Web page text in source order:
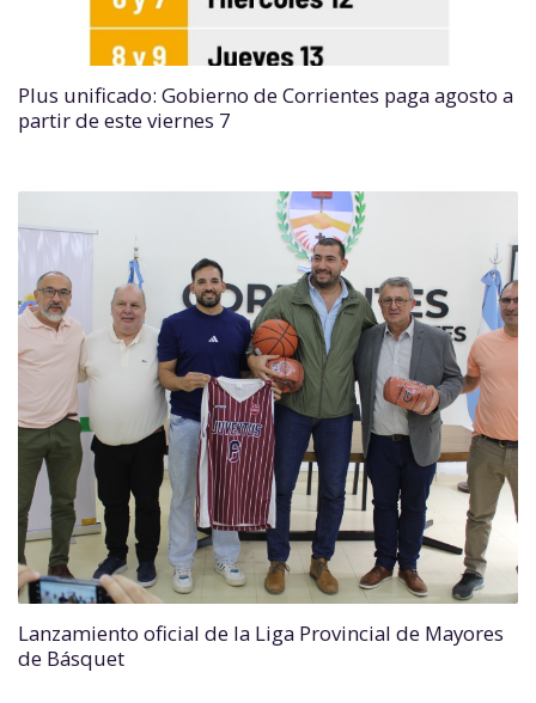
Plus unificado: Gobierno de Corrientes paga agosto a
partir de este viernes 7
Lanzamiento oficial de la Liga Provincial de Mayores
de Básquet